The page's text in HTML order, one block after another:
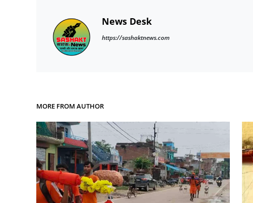
News Desk
https://sashaktnews.com
MORE FROM AUTHOR